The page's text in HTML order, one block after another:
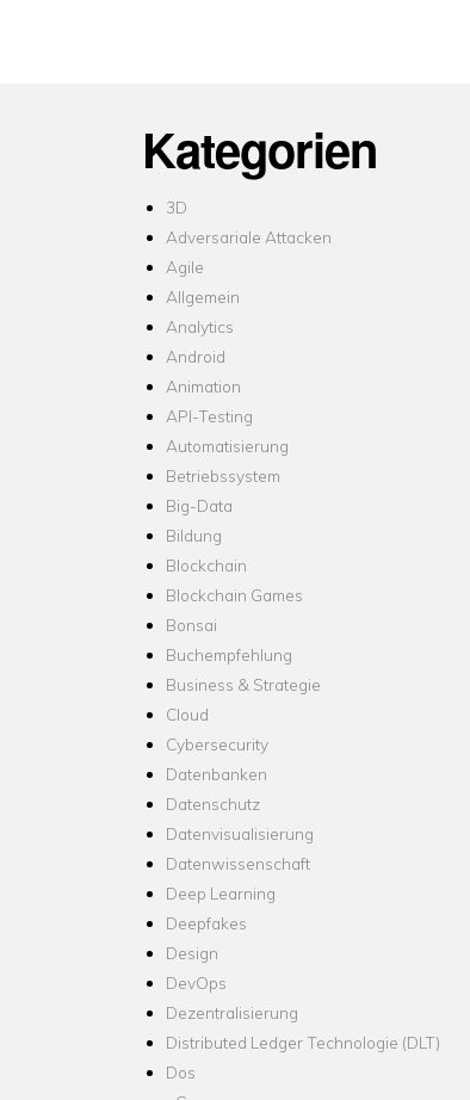
Kategorien
3D
Adversariale Attacken
Agile
Allgemein
Analytics
Android
Animation
API-Testing
Automatisierung
Betriebssystem
Big-Data
Bildung
Blockchain
Blockchain Games
Bonsai
Buchempfehlung
Business & Strategie
Cloud
Cybersecurity
Datenbanken
Datenschutz
Datenvisualisierung
Datenwissenschaft
Deep Learning
Deepfakes
Design
DevOps
Dezentralisierung
Distributed Ledger Technologie (DLT)
Dos